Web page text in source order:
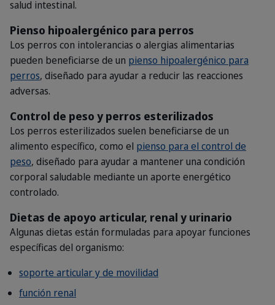
salud intestinal.
Pienso hipoalergénico para perros
Los perros con intolerancias o alergias alimentarias
pueden beneficiarse de un pienso hipoalergénico para
perros, diseñado para ayudar a reducir las reacciones
adversas.
Control de peso y perros esterilizados
Los perros esterilizados suelen beneficiarse de un
alimento específico, como el pienso para el control de
peso, diseñado para ayudar a mantener una condición
corporal saludable mediante un aporte energético
controlado.
Dietas de apoyo articular, renal y urinario
Algunas dietas están formuladas para apoyar funciones
específicas del organismo:
soporte articular y de movilidad
función renal